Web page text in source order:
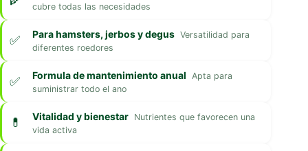
cubre todas las necesidades
Para hamsters, jerbos y degus Versatilidad para
diferentes roedores
Formula de mantenimiento anual Apta para
suministrar todo el ano
Vitalidad y bienestar Nutrientes que favorecen una
vida activa